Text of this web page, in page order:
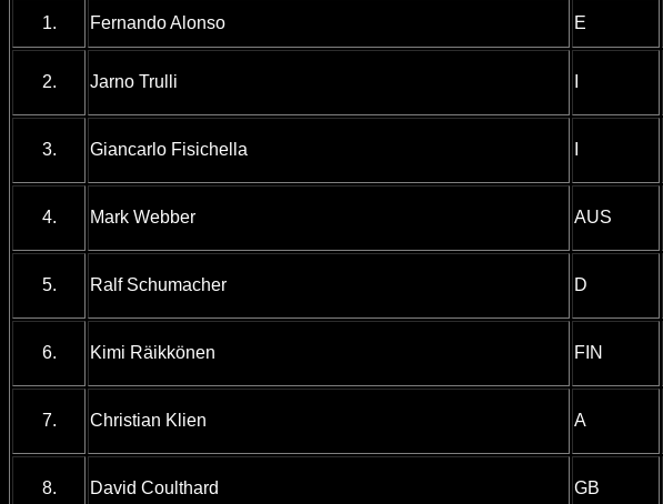
1. Fernando Alonso E
2. Jarno Trulli
3. Giancarlo Fisichella
4. Mark Webber AUS
5. Ralf Schumacher D
6. Kimi Räikkönen FIN
7. Christian Klien A
8. David Coulthard GB